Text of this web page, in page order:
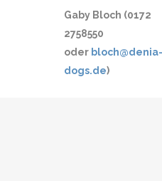
Gaby Bloch (0172
2758550
oder
dogs.de)